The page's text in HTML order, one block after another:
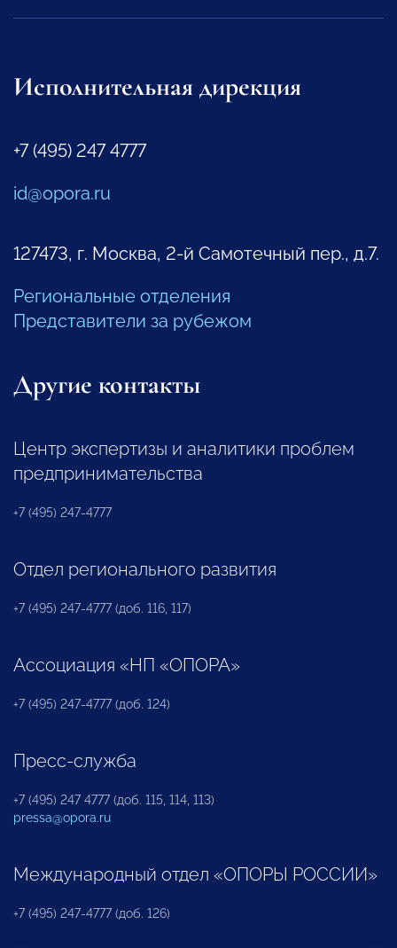
Исполнительная дирекция
+7 (495) 247 4777
id@opora.ru
127473, г. Москва, 2-й Самотечный пер., д.7.
Региональные отделения
Представители за рубежом
Другие контакты
Центр экспертизы и аналитики проблем
предпринимательства
+7 (495) 247-4777
Отдел регионального развития
+7 (495) 247-4777 (доб. 116, 117)
Ассоциация «НП «ОПОРА»
+7 (495) 247-4777 (доб. 124)
Пресс-служба
+7 (495) 247 4777 (доб. 115, 114, 113)
pressa@opora.ru
Международный отдел «ОПОРЫ РОССИИ»
+7 (495) 247-4777 (доб. 126)